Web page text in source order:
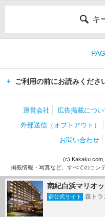
南紀白浜マリオ
宿公式サイト 森トラ
キ
ご利用の前にお読みくださ
運営会社 広告掲載につい
外部送信（オプトアウト）
お問い合わせ
(c) Kakaku.com,
掲載情報・写真など、すべてのコン